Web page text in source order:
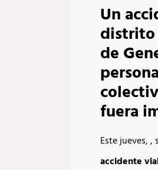
Un
distrito
de
fuera
Este jueves,
accidente